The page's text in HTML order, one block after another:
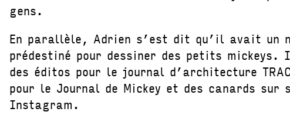
gens.
En parallèle, Adrien s’est dit qu’il avait un
prédestiné pour dessiner des petits
des éditos pour le journal d’architecture
pour le Journal de Mickey et des canards sur
Instagram.